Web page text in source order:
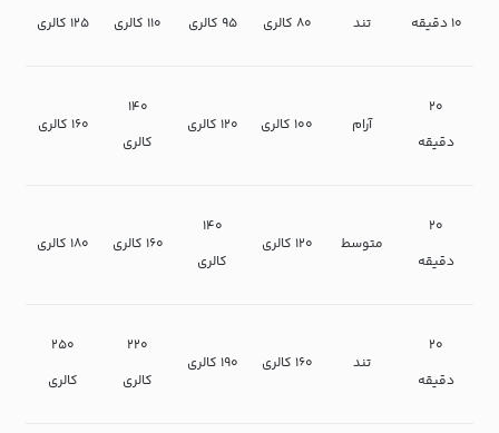
۱۰ دقیقه تند ۸۰ کالری ۹۵ کالری ۱۱۰ کالری ۱۲۵ کالری
۲۰
دقیقه
آرام ۱۰۰ کالری ۱۲۰ کالری
۱۴۰
کالری
۱۶۰ کالری
۲۰
دقیقه
متوسط ۱۲۰ کالری
۱۴۰
کالری
۱۶۰ کالری ۱۸۰ کالری
۲۰
دقیقه
تند ۱۶۰ کالری ۱۹۰ کالری
۲۲۰
کالری
۲۵۰
کالری